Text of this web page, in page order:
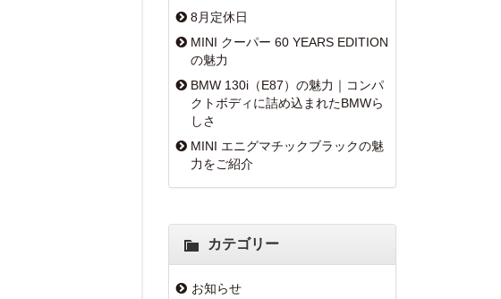
8月定休日
MINI クーパー 60 YEARS EDITION
の魅力
BMW 130i（E87）の魅力｜コンパ
クトボディに詰め込まれたBMWら
しさ
MINI エニグマチックブラックの魅
力をご紹介
カテゴリー
お知らせ